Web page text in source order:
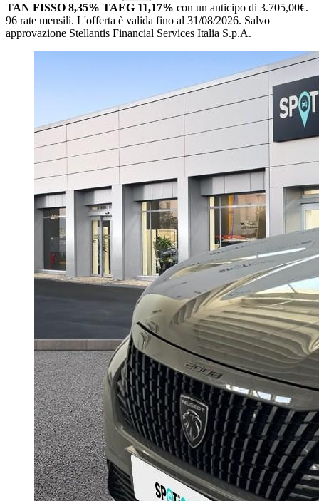
TAN FISSO 8,35% TAEG 11,17% con un anticipo di 3.705,00€.
96 rate mensili. L'offerta è valida fino al 31/08/2026. Salvo
approvazione Stellantis Financial Services Italia S.p.A.